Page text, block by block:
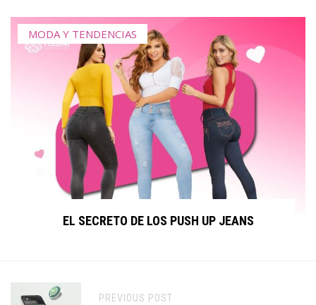
MODA Y TENDENCIAS
EL SECRETO DE LOS PUSH UP JEANS
PREVIOUS POST